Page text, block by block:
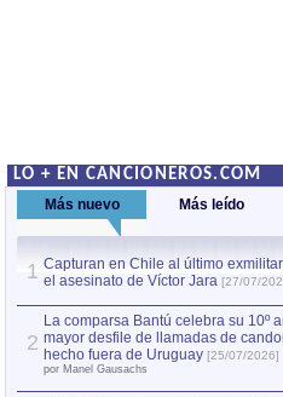
LO + EN CANCIONEROS.COM
Más nuevo Más leído
1 Capturan en Chile al último
el asesinato de Víctor Jara [27/07/
2
La comparsa Bantú celebra su 10º
mayor desfile de llamadas de
hecho fuera de Uruguay [25/07/2026]
por Manel Gausachs